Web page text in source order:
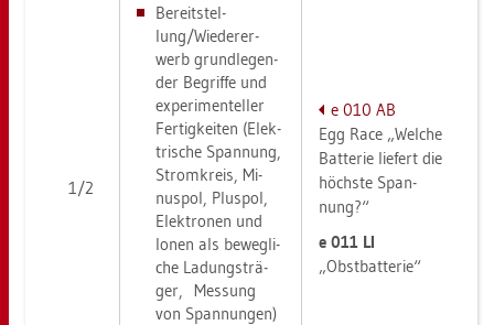
1/2
Be­reit­stel­
lung/Wie­der­er­
werb grund­le­gen­
der Be­grif­fe und
ex­pe­ri­men­tel­ler
Fer­tig­kei­ten (Elek­
tri­sche Span­nung,
Strom­kreis, Mi­
nus­pol, Plus­pol,
Elek­tro­nen und
Ionen als be­weg­li­
che La­dungs­trä­
ger, Mes­sung
von Span­nun­gen)
e 010 AB
Egg Race „Wel­che
Bat­te­rie lie­fert die
höchs­te Span­
nung?“
e 011 LI
„Obst­bat­te­rie“